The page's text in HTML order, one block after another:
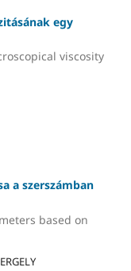
egy
viscosity
a szerszámban
based on